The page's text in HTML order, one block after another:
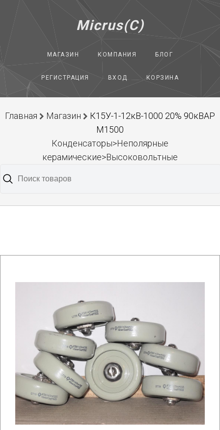
Micrus(C)
МАГАЗИН КОМПАНИЯ БЛОГ
РЕГИСТРАЦИЯ ВХОД КОРЗИНА
Главная Магазин
К15У-1-12кВ-1000 20% 90кВАР
М1500
Конденсаторы>Неполярные
керамические>Высоковольтные